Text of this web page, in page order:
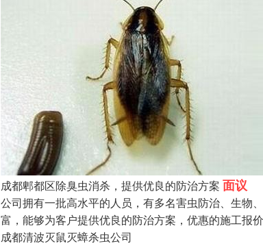
成都郫都区除臭虫消杀，提供优良的防治方案 面议
公司拥有一批高水平的人员，有多名害虫防治、生物
富，能够为客户提供优良的防治方案，优惠的施工报
成都清波灭鼠灭蟑杀虫公司